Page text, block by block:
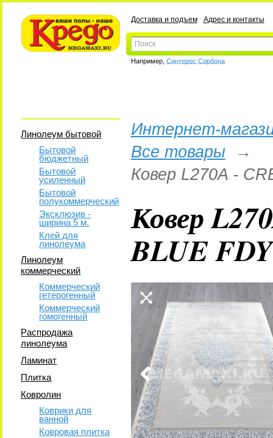
Доставка и подъем Адрес и контакты
Например, Синтерос Сорбона
Линолеум бытовой
Бытовой
бюджетный
Бытовой
усиленный
Бытовой
полукоммерческий
Эксклюзив -
ширина 5 м.
Клей для
линолеума
Линолеум
коммерческий
Коммерческий
гетерогенный
Коммерческий
гомогенный
Распродажа
линолеума
Ламинат
Плитка
Ковролин
Коврики для
ванной
Ковровая плитка
Интернет-
Все товары→
Ковер L270A -
Ковер
BLUE